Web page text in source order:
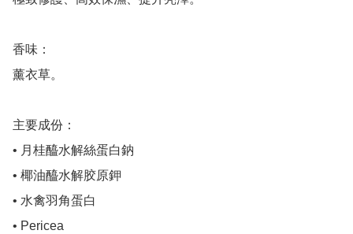
香味：
薰衣草。
主要成份：
• 月桂醯水解絲蛋白鈉
• 椰油醯水解胶原鉀
• 水禽羽角蛋白
• Pericea